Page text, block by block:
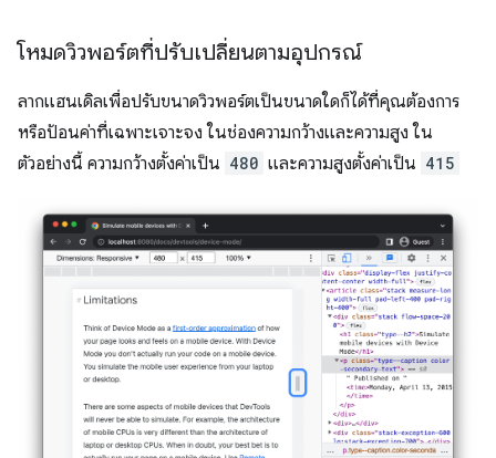
โหมดวิวพอร์ตที่ปรับเปลี่ยนตามอุปกรณ์
ลากแฮนเดิลเพื่อปรับขนาดวิวพอร์ตเป็นขนาดใดก็ได้ที่คุณต้องการ
หรือป้อนค่าที่เฉพาะเจาะจง ในช่องความกว้างและความสูง ใน
ตัวอย่างนี้ ความกว้างตั้งค่าเป็น 480 และความสูงตั้งค่าเป็น 415